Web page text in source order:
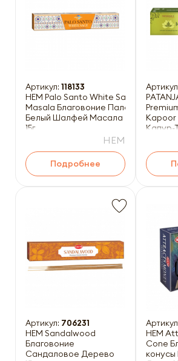
Артикул: 118133
HEM Palo Santo White Sage
Masala Благовоние Пало Санто-
Белый Шалфей Масала
15г
HEM
Подробнее
Kapoor
Капур-
Артикул: 706231
HEM Sandalwood
Благовоние
Сандаловое Дерево
HEM
Cone